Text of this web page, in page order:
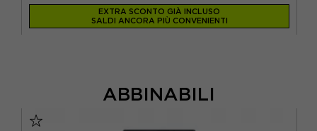
EXTRA SCONTO GIÀ INCLUSO
SALDI ANCORA PIÙ CONVENIENTI
ABBINABILI